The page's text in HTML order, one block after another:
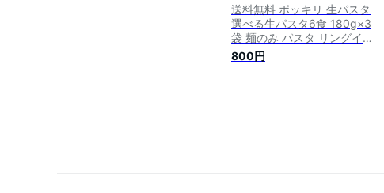
送料無料 ポッキリ 生パスタ
選べる生パスタ6食 180g×3
袋 麺のみ パスタ リングイ
ネ フェットチーネ スパゲッ
ティ スパゲティ パスタ 生
800円